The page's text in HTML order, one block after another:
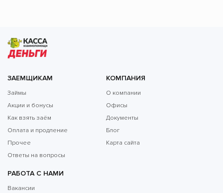
ЗАЕМЩИКАМ
Займы
Акции и бонусы
Как взять заём
Оплата и продление
Прочее
Ответы на вопросы
КОМПАНИЯ
О компании
Офисы
Документы
Блог
Карта сайта
РАБОТА С НАМИ
Вакансии